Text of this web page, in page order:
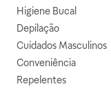
Higiene Bucal
Depilação
Cuidados Masculinos
Conveniência
Repelentes